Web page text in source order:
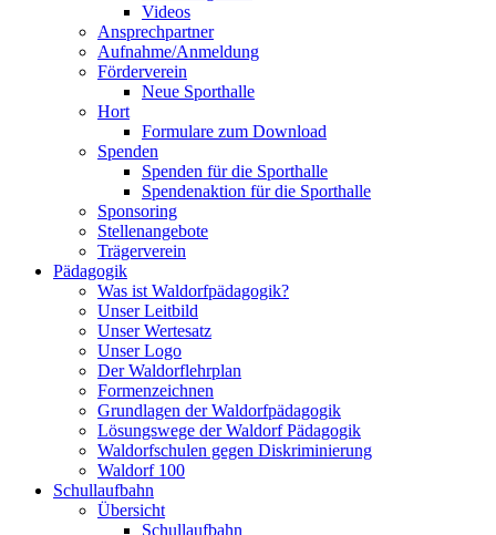
Videos
Ansprechpartner
Aufnahme/Anmeldung
Förderverein
Neue Sporthalle
Hort
Formulare zum Download
Spenden
Spenden für die Sporthalle
Spendenaktion für die Sporthalle
Sponsoring
Stellenangebote
Trägerverein
Pädagogik
Was ist Waldorfpädagogik?
Unser Leitbild
Unser Wertesatz
Unser Logo
Der Waldorflehrplan
Formenzeichnen
Grundlagen der Waldorfpädagogik
Lösungswege der Waldorf Pädagogik
Waldorfschulen gegen Diskriminierung
Waldorf 100
Schullaufbahn
Übersicht
Schullaufbahn